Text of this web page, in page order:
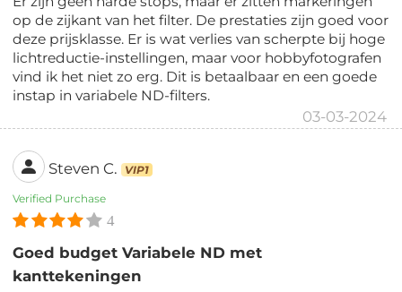
op de zijkant van het filter. De prestaties zijn goed voor
deze prijsklasse. Er is wat verlies van scherpte bij hoge
lichtreductie-instellingen, maar voor hobbyfotografen
vind ik het niet zo erg. Dit is betaalbaar en een goede
instap in variabele ND-filters.
03-03-2024
Steven C. VIP1
Verified Purchase
4
Goed budget Variabele ND met
kanttekeningen